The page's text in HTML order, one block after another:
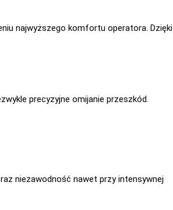
najwyższego komfortu operatora. Dzięki
precyzyjne omijanie przeszkód.
niezawodność nawet przy intensywnej